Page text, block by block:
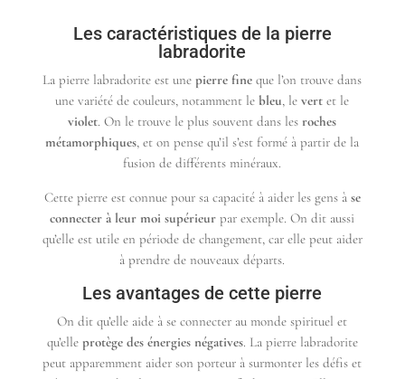
Les caractéristiques de la pierre
labradorite
La pierre labradorite est unepierre fine que l’on trouve dans
une variété de couleurs, notamment lebleu, levert et le
violet. On le trouve le plus souvent dans les roches
métamorphiques, et on pense qu’il s’est formé à partir de la
fusion de différents minéraux.
Cette pierre est connue pour sa capacité à aider les gens à se
connecter à leur moi supérieur par exemple. On dit aussi
qu’elle est utile en période de changement, car elle peut aider
à prendre de nouveaux départs.
Les avantages de cette pierre
On dit qu’elle aide à se connecter au monde spirituel et
qu’elle protège des énergies négatives. La pierre labradorite
peut apparemment aider son porteur à surmonter les défis et